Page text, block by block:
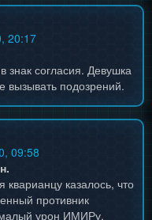
20:17
знак согласия. Девушка
вызывать подозрений.
09:58
казалось, что
противник
урон ИМИРу,